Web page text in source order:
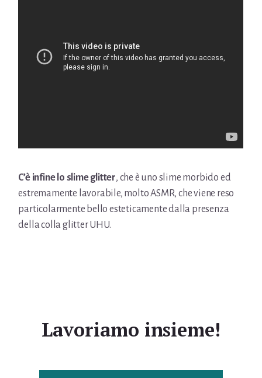
C’è infine lo slime glitter, che è uno slime morbido ed
estremamente lavorabile, molto ASMR, che viene reso
particolarmente bello esteticamente dalla presenza
della colla glitter UHU.
Lavoriamo insieme!